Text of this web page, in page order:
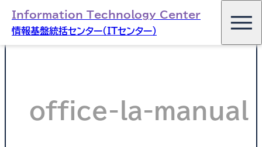
Information Technology Center
情報基盤統括センター（ITセンター）
office-la-manual